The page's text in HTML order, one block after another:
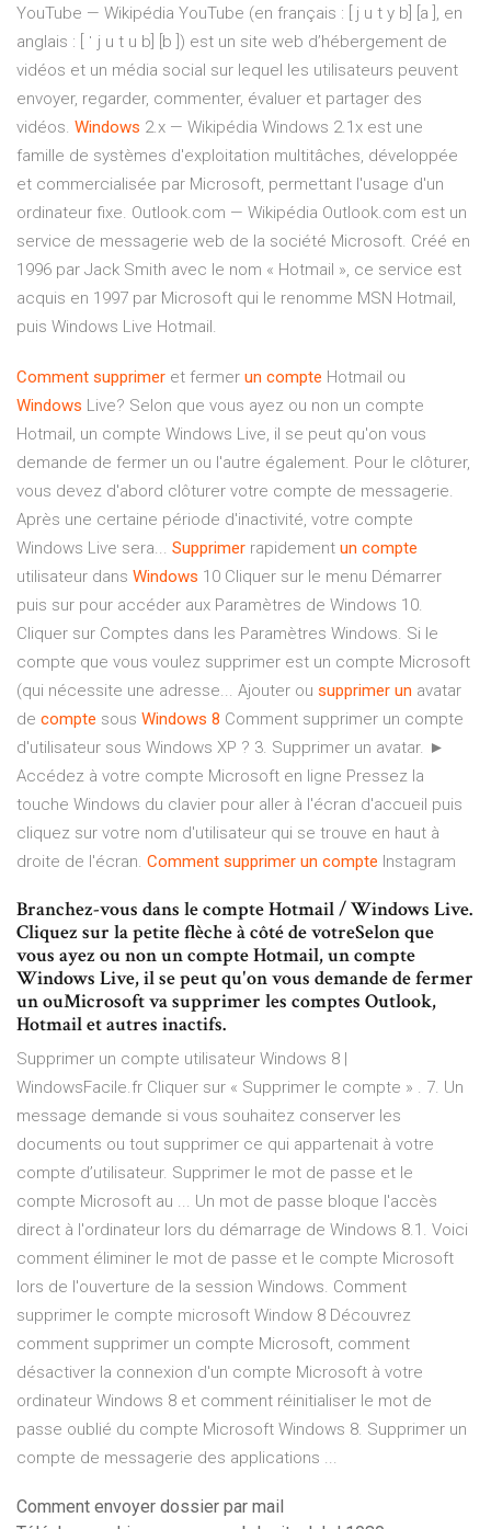
YouTube — Wikipédia YouTube (en français : [ j u t y b] [a ], en
anglais : [ ˈ j u t u b] [b ]) est un site web d’hébergement de
vidéos et un média social sur lequel les utilisateurs peuvent
envoyer, regarder, commenter, évaluer et partager des
vidéos. Windows 2.x — Wikipédia Windows 2.1x est une
famille de systèmes d'exploitation multitâches, développée
et commercialisée par Microsoft, permettant l'usage d'un
ordinateur fixe. Outlook.com — Wikipédia Outlook.com est un
service de messagerie web de la société Microsoft. Créé en
1996 par Jack Smith avec le nom « Hotmail », ce service est
acquis en 1997 par Microsoft qui le renomme MSN Hotmail,
puis Windows Live Hotmail.
Comment supprimer et fermer un compte Hotmail ou
Windows Live? Selon que vous ayez ou non un compte
Hotmail, un compte Windows Live, il se peut qu'on vous
demande de fermer un ou l'autre également. Pour le clôturer,
vous devez d'abord clôturer votre compte de messagerie.
Après une certaine période d'inactivité, votre compte
Windows Live sera... Supprimer rapidement un compte
utilisateur dans Windows 10 Cliquer sur le menu Démarrer
puis sur pour accéder aux Paramètres de Windows 10.
Cliquer sur Comptes dans les Paramètres Windows. Si le
compte que vous voulez supprimer est un compte Microsoft
(qui nécessite une adresse... Ajouter ou supprimer un avatar
de compte sous Windows 8 Comment supprimer un compte
d'utilisateur sous Windows XP ? 3. Supprimer un avatar. ►
Accédez à votre compte Microsoft en ligne Pressez la
touche Windows du clavier pour aller à l'écran d'accueil puis
cliquez sur votre nom d'utilisateur qui se trouve en haut à
droite de l'écran. Comment supprimer un compte Instagram
Branchez-vous dans le compte Hotmail / Windows Live.
Cliquez sur la petite flèche à côté de votreSelon que
vous ayez ou non un compte Hotmail, un compte
Windows Live, il se peut qu'on vous demande de fermer
un ouMicrosoft va supprimer les comptes Outlook,
Hotmail et autres inactifs.
Supprimer un compte utilisateur Windows 8 |
WindowsFacile.fr Cliquer sur « Supprimer le compte » . 7. Un
message demande si vous souhaitez conserver les
documents ou tout supprimer ce qui appartenait à votre
compte d’utilisateur. Supprimer le mot de passe et le
compte Microsoft au ... Un mot de passe bloque l'accès
direct à l'ordinateur lors du démarrage de Windows 8.1. Voici
comment éliminer le mot de passe et le compte Microsoft
lors de l'ouverture de la session Windows. Comment
supprimer le compte microsoft Window 8 Découvrez
comment supprimer un compte Microsoft, comment
désactiver la connexion d'un compte Microsoft à votre
ordinateur Windows 8 et comment réinitialiser le mot de
passe oublié du compte Microsoft Windows 8. Supprimer un
compte de messagerie des applications ...
Comment envoyer dossier par mail